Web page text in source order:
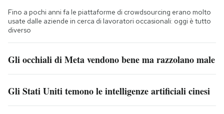
Fino a pochi anni fa le piattaforme di crowdsourcing erano molto
usate dalle aziende in cerca di lavoratori occasionali: oggi è tutto
diverso
Gli occhiali di Meta vendono bene ma razzolano male
Gli Stati Uniti temono le intelligenze artificiali cinesi